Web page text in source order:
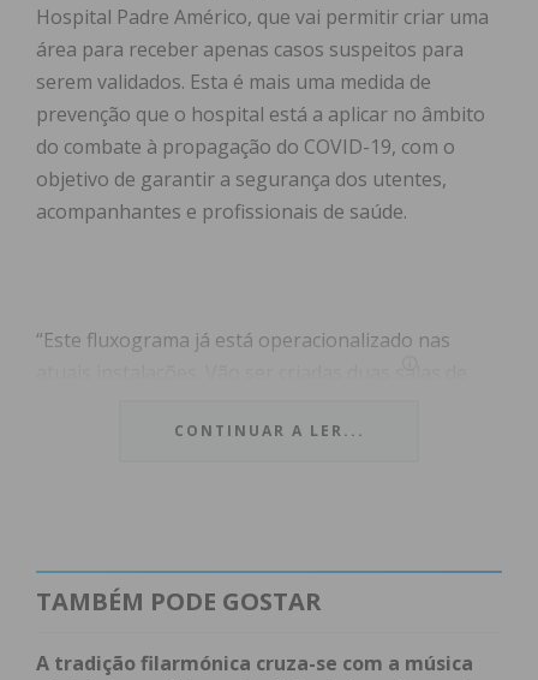
Hospital Padre Américo, que vai permitir criar uma
área para receber apenas casos suspeitos para
serem validados. Esta é mais uma medida de
prevenção que o hospital está a aplicar no âmbito
do combate à propagação do COVID-19, com o
objetivo de garantir a segurança dos utentes,
acompanhantes e profissionais de saúde.
“Este fluxograma já está operacionalizado nas
graves sejam abordados apenas numa das salas”,
atividade clínica não urgente, nomeadamente
consultas externas, intervenções cirúrgicas,
de diagnóstico e terapêutica, por forma a diminuir
CONTINUAR A LER...
TAMBÉM PODE GOSTAR
A tradição filarmónica cruza-se com a música